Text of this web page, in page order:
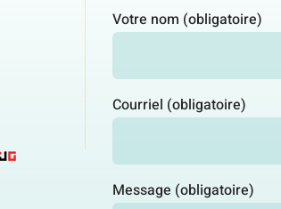
Votre nom (obligatoire)
Courriel (obligatoire)
Message (obligatoire)